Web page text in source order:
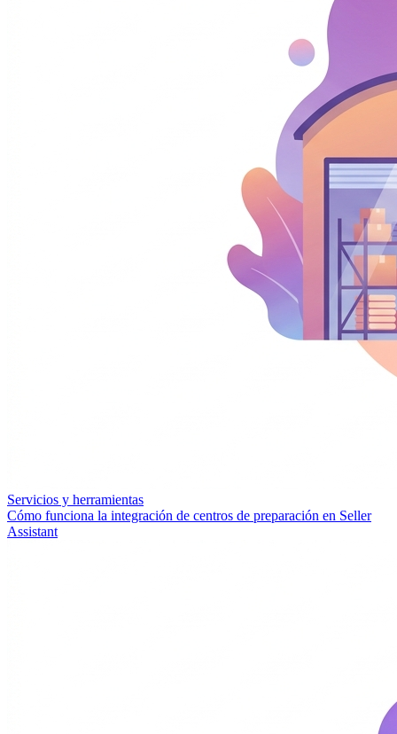
Servicios y herramientas
Cómo funciona la integración de centros de preparación en Seller
Assistant